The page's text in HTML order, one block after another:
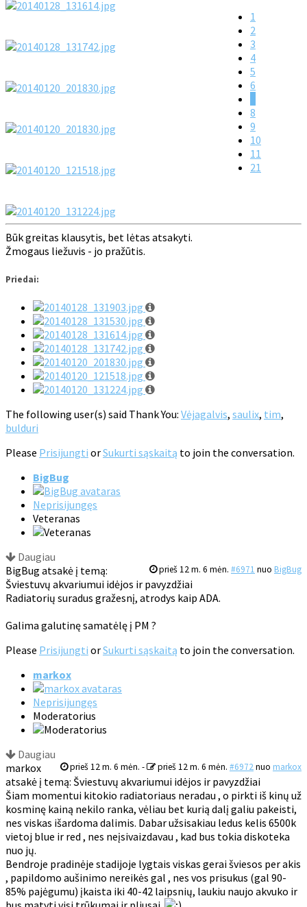
1
2
3
4
5
6
8
9
10
11
21
Būk greitas klausytis, bet lėtas atsakyti.
Žmogaus liežuvis - jo pražūtis.
Priedai:
The following user(s) said Thank You: Vėjagalvis, saulix, tim,
bulduri
Please Prisijungti orSukurti sąskaitą to join the conversation.
BigBug
Neprisijungęs
Veteranas
Daugiau
prieš 12 m. 6 mėn. #6971 nuo BigBug
BigBug atsakė į temą:
Šviestuvų akvariumui idėjos ir pavyzdžiai
Radiatorių suradus gražesnį, atrodys kaip ADA.
Galima galutinę samatėlę į PM ?
Please Prisijungti orSukurti sąskaitą to join the conversation.
markox
Neprisijungęs
Moderatorius
Daugiau
prieš 12 m. 6 mėn. - prieš 12 m. 6 mėn. #6972nuo markox
markox
atsakė į temą: Šviestuvų akvariumui idėjos ir pavyzdžiai
Šiam momentui kitokio radiatoriaus neradau , o pirkti iš kinų už
kosminę kainą nekilo ranka, vėliau bet kurią dalį galiu pakeisti,
nes viskas išardoma dalimis. Dabar užsisakiau ledus kelis 6500k
vietoj blue ir red , nes neįsivaizdavau , kad bus tokia diskoteka
nuo jų.
Bendroje pradinėje stadijoje lygtais viskas gerai šviesos per akis
, papildomo aušinimo nereikės gal , nes vos prisukus (gal 90-
85% pajėgumu) įkaista iki 40-42 laipsnių, laukiu naujo akvuko ir